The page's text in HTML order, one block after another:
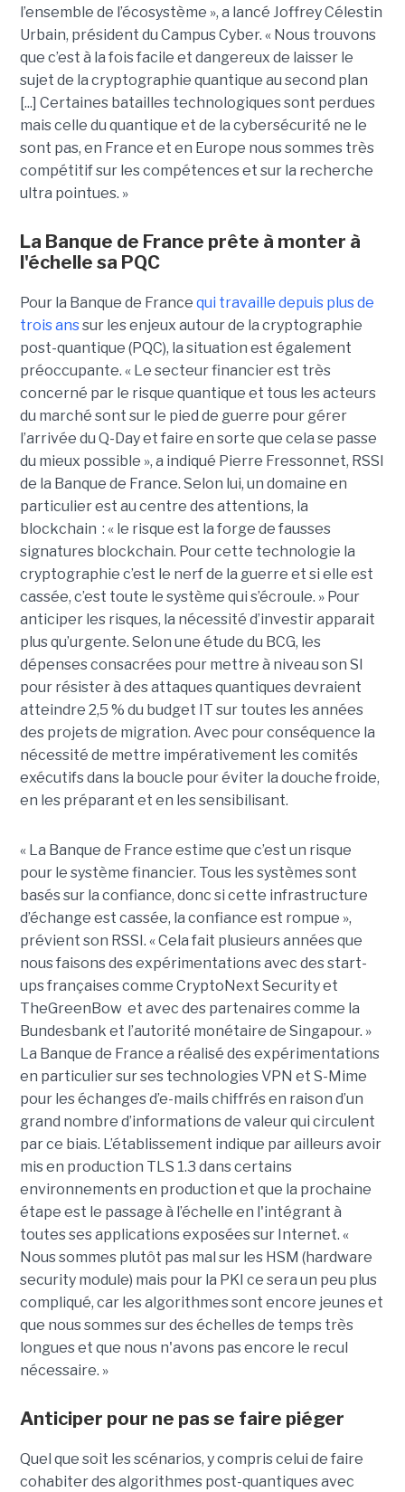
l’ensemble de l’écosystème », a lancé Joffrey Célestin
Urbain, président du Campus Cyber. « Nous trouvons
que c’est à la fois facile et dangereux de laisser le
sujet de la cryptographie quantique au second plan
[...] Certaines batailles technologiques sont perdues
mais celle du quantique et de la cybersécurité ne le
sont pas, en France et en Europe nous sommes très
compétitif sur les compétences et sur la recherche
ultra pointues. »
La Banque de France prête à monter à
l'échelle sa PQC
Pour la Banque de France qui travaille depuis plus de
trois anssur les enjeux autour de la cryptographie
post-quantique (PQC), la situation est également
préoccupante. « Le secteur financier est très
concerné par le risque quantique et tous les acteurs
du marché sont sur le pied de guerre pour gérer
l’arrivée du Q-Day et faire en sorte que cela se passe
du mieux possible », a indiqué Pierre Fressonnet, RSSI
de la Banque de France. Selon lui, un domaine en
particulier est au centre des attentions, la
blockchain : « le risque est la forge de fausses
signatures blockchain. Pour cette technologie la
cryptographie c’est le nerf de la guerre et si elle est
cassée, c’est toute le système qui s’écroule. » Pour
anticiper les risques, la nécessité d’investir apparait
plus qu’urgente. Selon une étude du BCG, les
dépenses consacrées pour mettre à niveau son SI
pour résister à des attaques quantiques devraient
atteindre 2,5 % du budget IT sur toutes les années
des projets de migration. Avec pour conséquence la
nécessité de mettre impérativement les comités
exécutifs dans la boucle pour éviter la douche froide,
en les préparant et en les sensibilisant.
« La Banque de France estime que c’est un risque
pour le système financier. Tous les systèmes sont
basés sur la confiance, donc si cette infrastructure
d’échange est cassée, la confiance est rompue »,
prévient son RSSI. « Cela fait plusieurs années que
nous faisons des expérimentations avec des start-
ups françaises comme CryptoNext Security et
TheGreenBow et avec des partenaires comme la
Bundesbank et l’autorité monétaire de Singapour. »
La Banque de France a réalisé des expérimentations
en particulier sur ses technologies VPN et S-Mime
pour les échanges d’e-mails chiffrés en raison d’un
grand nombre d’informations de valeur qui circulent
par ce biais. L’établissement indique par ailleurs avoir
mis en production TLS 1.3 dans certains
environnements en production et que la prochaine
étape est le passage à l’échelle en l'intégrant à
toutes ses applications exposées sur Internet. «
Nous sommes plutôt pas mal sur les HSM (hardware
security module) mais pour la PKI ce sera un peu plus
compliqué, car les algorithmes sont encore jeunes et
que nous sommes sur des échelles de temps très
longues et que nous n'avons pas encore le recul
nécessaire. »
Anticiper pour ne pas se faire piéger
Quel que soit les scénarios, y compris celui de faire
cohabiter des algorithmes post-quantiques avec